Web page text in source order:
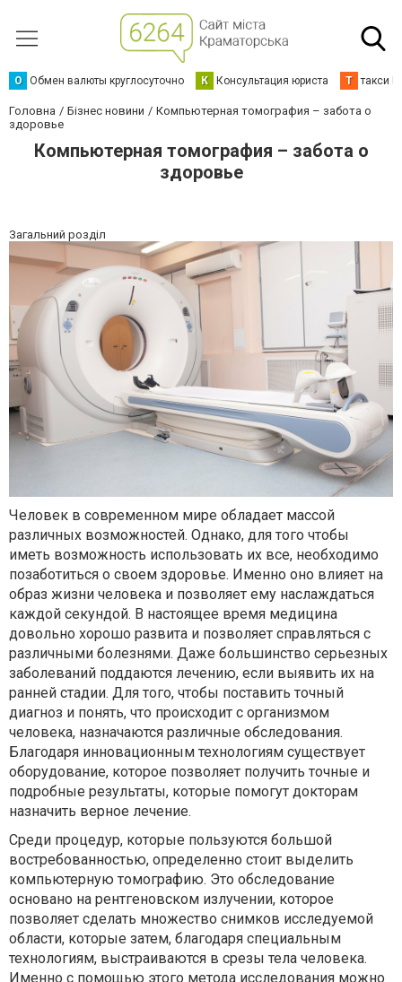
О Обмен валюты круглосуточно К Консультация юриста Т такси
Головна Бізнес новини
Компьютерная томография – забота о
здоровье
Компьютерная томография – забота о
здоровье
Загальний розділ
Человек в современном мире обладает массой
различных возможностей. Однако, для того чтобы
иметь возможность использовать их все, необходимо
позаботиться о своем здоровье. Именно оно влияет на
образ жизни человека и позволяет ему наслаждаться
каждой секундой. В настоящее время медицина
довольно хорошо развита и позволяет справляться с
различными болезнями. Даже большинство серьезных
заболеваний поддаются лечению, если выявить их на
ранней стадии. Для того, чтобы поставить точный
диагноз и понять, что происходит с организмом
человека, назначаются различные обследования.
Благодаря инновационным технологиям существует
оборудование, которое позволяет получить точные и
подробные результаты, которые помогут докторам
назначить верное лечение.
Среди процедур, которые пользуются большой
востребованностью, определенно стоит выделить
компьютерную томографию. Это обследование
основано на рентгеновском излучении, которое
позволяет сделать множество снимков исследуемой
области, которые затем, благодаря специальным
технологиям, выстраиваются в срезы тела человека.
Именно с помощью этого метода исследования можно